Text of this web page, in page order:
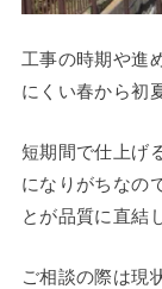
工事の時期や進
にくい春から初
短期間で仕上げ
になりがちなの
とが品質に直結
ご相談の際は現